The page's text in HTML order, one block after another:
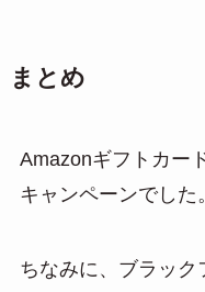
まとめ
Amazonギフトカー
キャンペーンでした。
ちなみに、ブラッ